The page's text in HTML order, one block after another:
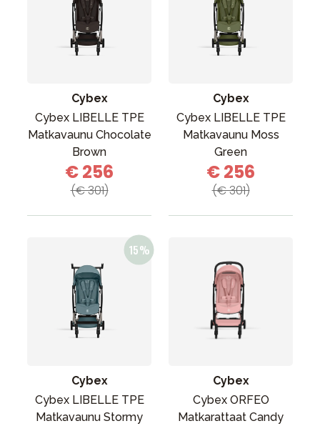
Cybex
Cybex LIBELLE TPE
Matkavaunu Chocolate
Brown
€ 256
(€ 301)
Cybex
Cybex LIBELLE TPE
Matkavaunu Moss
Green
€ 256
(€ 301)
Cybex
Cybex LIBELLE TPE
Matkavaunu Stormy
Cybex
Cybex ORFEO
Matkarattaat Candy